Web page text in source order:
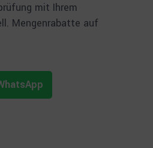
mit Ihrem
Mengenrabatte auf